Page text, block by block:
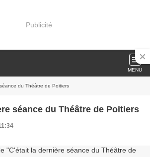
Publicité
MENU
du Théâtre de Poitiers
séance du Théâtre de Poitiers